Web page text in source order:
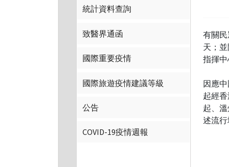
統計資料查詢
致醫界通函
國際重要疫情
國際旅遊疫情建議等級
公告
COVID-19疫情週報
有關
天；
指揮中
因應
起經
起、
述流